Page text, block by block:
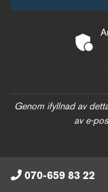
Genom ifyllnad av
av e-
070-659 83 22